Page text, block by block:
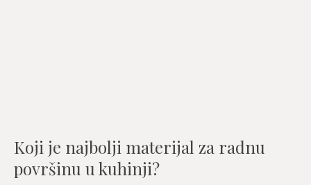
Koji je najbolji materijal za radnu
površinu u kuhinji?